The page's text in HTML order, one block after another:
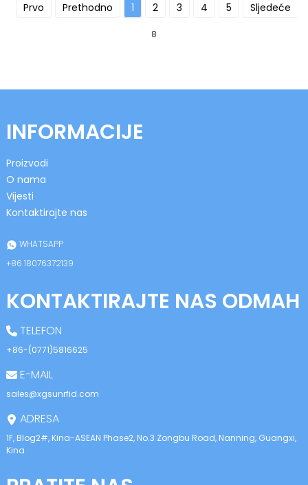
Prvo Prethodno 1 2 3 4 5 Sljedeće
8
INFORMACIJE
Proizvodi
O nama
Vijesti
Kontaktirajte nas
WHATSAPP
+86 18076372139
KONTAKTIRAJTE NAS ODMAH
TELEFON
+86-(0771)5816625
E-MAIL
sales@xgsunrfid.com
ADRESA
1F, Blog2#, Kina-ASEAN Phase2, No.3 Zongbu Road, Nanning, Guangxi,
Kina